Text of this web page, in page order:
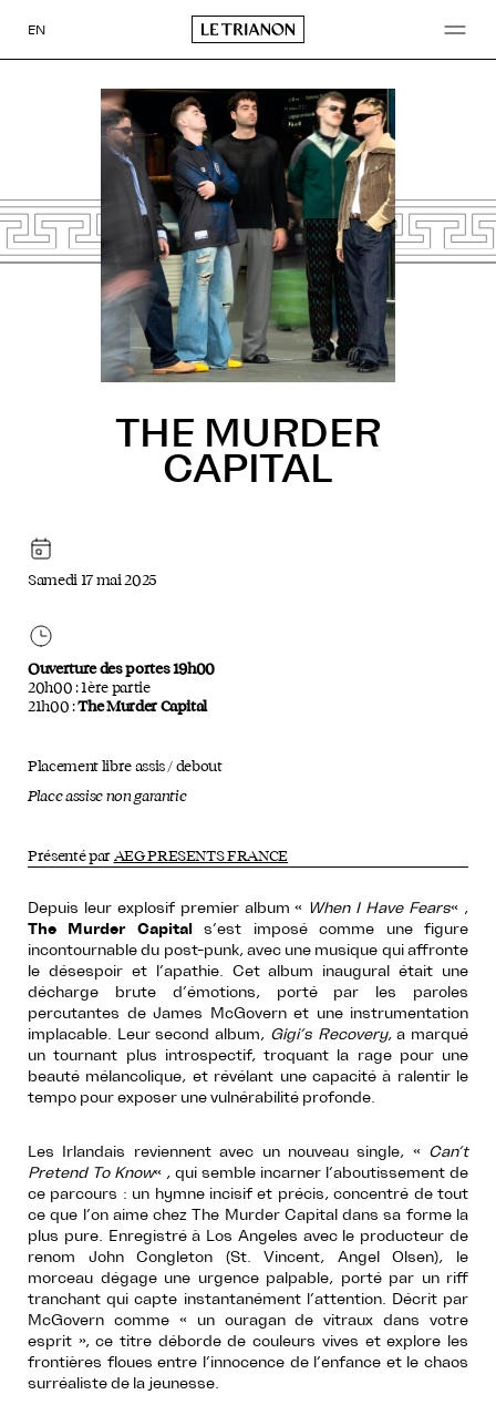
auEN
THE MURDER
CAPITAL
Depuis leur explosif premier album « When I Have Fears« ,
The Murder Capitals’est imposé comme une figure
incontournable du post-punk, avec une musique qui affronte
le désespoir et l’apathie. Cet album inaugural était une
décharge brute d’émotions, porté par les paroles
percutantes de James McGovern et une instrumentation
implacable. Leur second album, Gigi’s Recovery, a marqué
un tournant plus introspectif, troquant la rage pour une
beauté mélancolique, et révélant une capacité à ralentir le
tempo pour exposer une vulnérabilité profonde.
Les Irlandais reviennent avec un nouveau single, « Can’t
Pretend To Know« , qui semble incarner l’aboutissement de
ce parcours : un hymne incisif et précis, concentré de tout
ce que l’on aime chez The Murder Capital dans sa forme la
plus pure. Enregistré à Los Angeles avec le producteur de
renom John Congleton (St. Vincent, Angel Olsen), le
morceau dégage une urgence palpable, porté par un riff
tranchant qui capte instantanément l’attention. Décrit par
McGovern comme « un ouragan de vitraux dans votre
esprit », ce titre déborde de couleurs vives et explore les
frontières floues entre l’innocence de l’enfance et le chaos
surréaliste de la jeunesse.
Samedi 17 mai 2025
Ouverture des portes 19h00
20h00 : 1ère partie
21h00 :The Murder Capital
Placement libre assis / debout
Place assise non garantie
Présenté par AEG PRESENTS FRANCE